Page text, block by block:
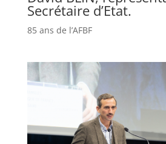
Secrétaire d’Etat.
85 ans de l’AFBF